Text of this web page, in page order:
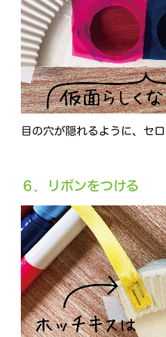
目の穴が隠れるように、セ
６．リボンをつける